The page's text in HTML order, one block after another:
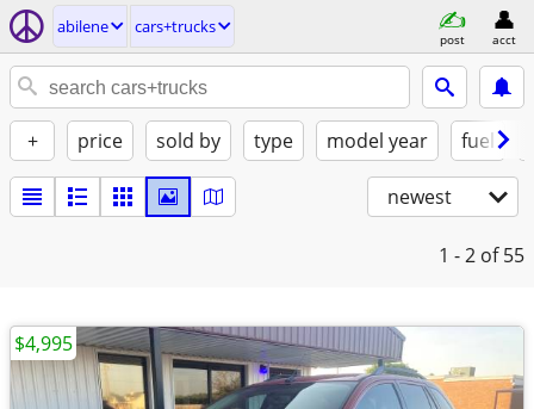
abilene cars+trucks
post acct
+ price sold by type model year fuel
newest
1 - 2 of 55
$4,995